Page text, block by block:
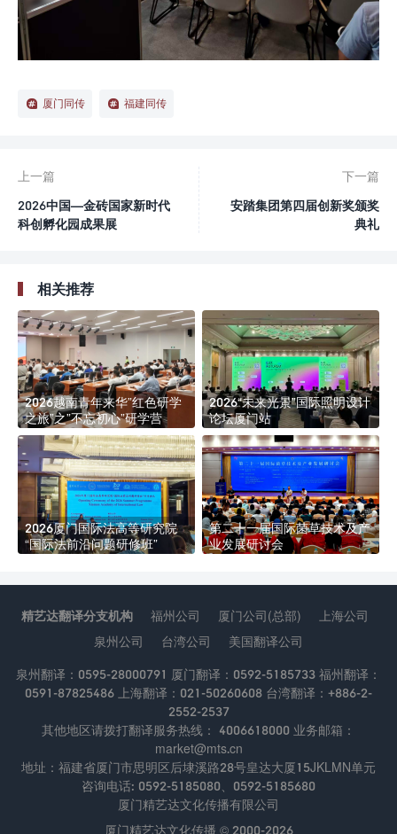
厦门同传 福建同传
上一篇
2026中国—金砖国家新时代
科创孵化园成果展
下一篇
安踏集团第四届创新奖颁奖
典礼
相关推荐
2026越南青年来华”红色研学
之旅”之”不忘初心”研学营
2026“未来光景”国际照明设计
论坛厦门站
2026厦门国际法高等研究院
“国际法前沿问题研修班”
第二十一届国际菌草技术及产
业发展研讨会
精艺达翻译分支机构 福州公司 厦门公司(总部)
上海公司
泉州公司
台湾公司 美国翻译公司
泉州翻译：0595-28000791 厦门翻译：0592-5185733 福州翻译：
0591-87825486 上海翻译：021-50260608 台湾翻译：+886-2-
2552-2537
其他地区请拨打翻译服务热线： 4006618000 业务邮箱：
market@mts.cn
地址：福建省厦门市思明区后埭溪路28号皇达大厦15JKLMN单元
咨询电话: 0592-5185080、0592-5185680
厦门精艺达文化传播有限公司
厦门精艺达文化传播 © 2000-2026